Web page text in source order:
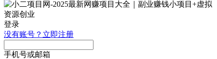
登录
没有账号？立即注册
手机号或邮箱